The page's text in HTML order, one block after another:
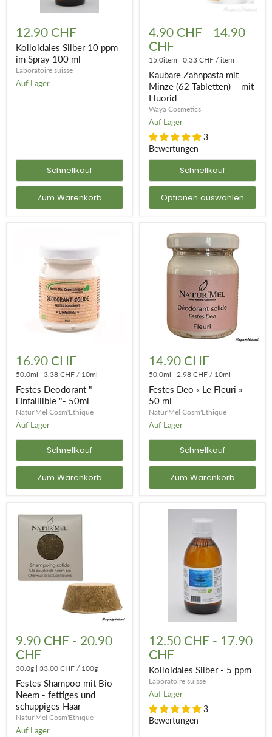
Silber
10
ppm
im
Spray
100
ml
12.90 CHF
Kolloidales Silber 10 ppm
im Spray 100 ml
Laboratoire suisse
Auf Lager
Schnellkauf
Zum Warenkorb
Zahnpasta
mit
Minze
(62
Tabletten)
–
mit
Fluorid
4.90 CHF - 14.90
CHF
15.0item | 0.33 CHF / item
Kaubare Zahnpasta mit
Minze (62 Tabletten) – mit
Fluorid
Waya Cosmetics
Auf Lager
3
Bewertungen
Schnellkauf
Optionen auswählen
Deodorant
l'Infaillible
"-
50ml
16.90 CHF
50.0ml | 3.38 CHF / 10ml
Festes Deodorant "
l'Infaillible "- 50ml
Natur'Mel Cosm'Ethique
Auf Lager
Schnellkauf
Zum Warenkorb
Deo
Le
Fleuri
50
ml
14.90 CHF
50.0ml | 2.98 CHF / 10ml
Festes Deo « Le Fleuri » -
50 ml
Natur'Mel Cosm'Ethique
Auf Lager
Schnellkauf
Zum Warenkorb
Shampoo
mit
Bio-
Neem
fettiges
und
schuppiges
Haar
9.90 CHF - 20.90
CHF
30.0g | 33.00 CHF / 100g
Festes Shampoo mit Bio-
Neem - fettiges und
schuppiges Haar
Natur'Mel Cosm'Ethique
Auf Lager
Silber
5
ppm
12.50 CHF - 17.90
CHF
Kolloidales Silber - 5 ppm
Laboratoire suisse
Auf Lager
3
Bewertungen